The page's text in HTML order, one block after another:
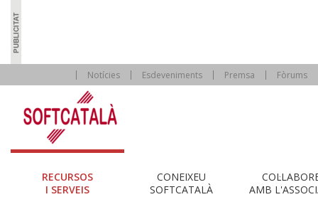
Notícies Esdeveniments Premsa Fòrums
RECURSOS
I SERVEIS
CONEIXEU
SOFTCATALÀ
AMB